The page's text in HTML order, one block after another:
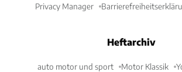
Privacy Manager
Heftarchiv
auto motor und sport Motor Klassik